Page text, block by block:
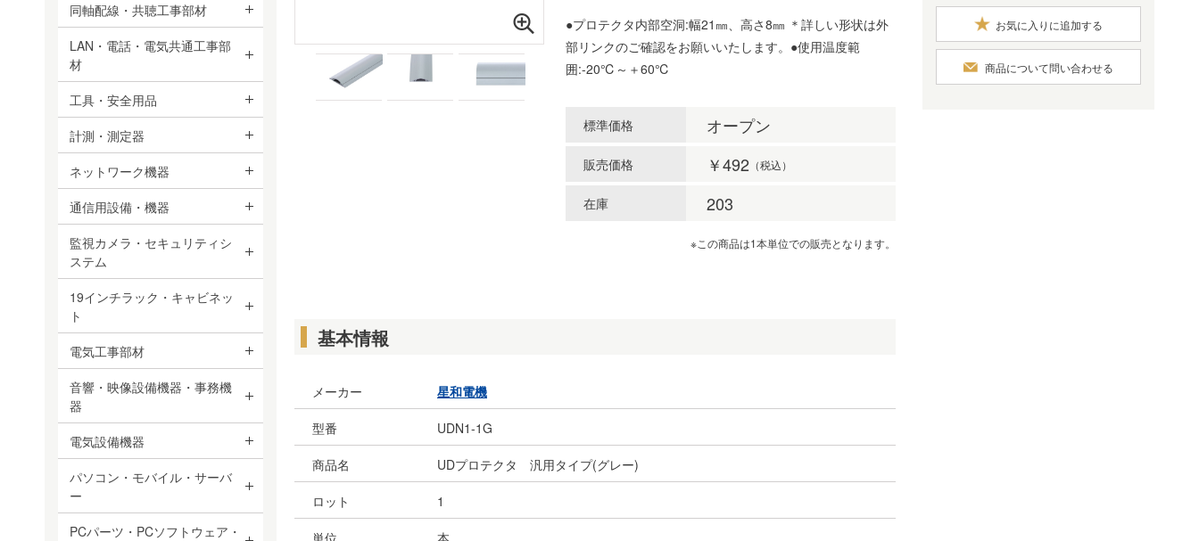
●プロテクタ内部空洞:幅21㎜、高さ8㎜ ＊詳しい形状は外
部リンクのご確認をお願いいたします。●使用温度範
囲:-20℃～＋60℃
標準価格 オープン
販売価格 ￥492 （税込）
在庫 203
※この商品は1本単位での販売となります。
基本情報
メーカー 星和電機
型番 UDN1-1G
商品名 UDプロテクタ 汎用タイプ(グレー)
ロット 1
単位 本
お気に入りに追加する
商品について問い合わせる
同軸配線・共聴工事部材
LAN・電話・電気共通工事部
材
工具・安全用品
計測・測定器
ネットワーク機器
通信用設備・機器
監視カメラ・セキュリティシ
ステム
19インチラック・キャビネッ
ト
電気工事部材
音響・映像設備機器・事務機
器
電気設備機器
パソコン・モバイル・サーバ
ー
PCパーツ・PCソフトウェア・